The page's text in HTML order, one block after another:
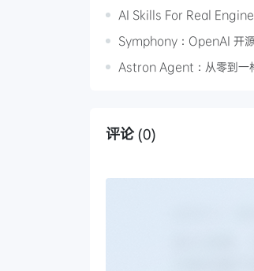
AI Skills For Real
Symphony：OpenAI 开
Astron Agent：从零到一
评论 (0)